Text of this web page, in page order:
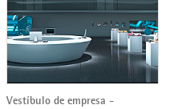
Vestíbulo de empresa -